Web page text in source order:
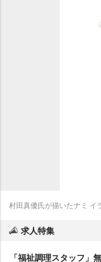
村田真優氏が描いたナミ イ
求人特集
「福祉調理スタッフ」